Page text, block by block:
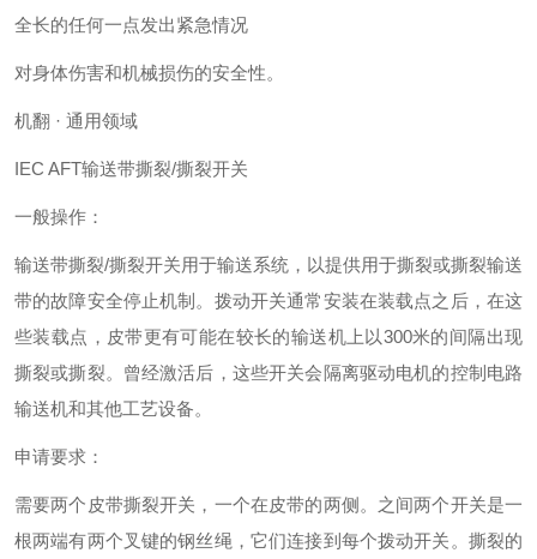
全长的任何一点发出紧急情况
对身体伤害和机械损伤的安全性。
机翻 · 通用领域
IEC AFT输送带撕裂/撕裂开关
一般操作：
输送带撕裂/撕裂开关用于输送系统，以提供用于撕裂或撕裂输送
带的故障安全停止机制。拨动开关通常安装在装载点之后，在这
些装载点，皮带更有可能在较长的输送机上以300米的间隔出现
撕裂或撕裂。曾经激活后，这些开关会隔离驱动电机的控制电路
输送机和其他工艺设备。
申请要求：
需要两个皮带撕裂开关，一个在皮带的两侧。之间两个开关是一
根两端有两个叉键的钢丝绳，它们连接到每个拨动开关。撕裂的